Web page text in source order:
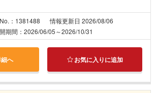
：1381488
情報更新日 2026/08/06
期間：2026/06/05～2026/10/31
へ お気に入りに追加